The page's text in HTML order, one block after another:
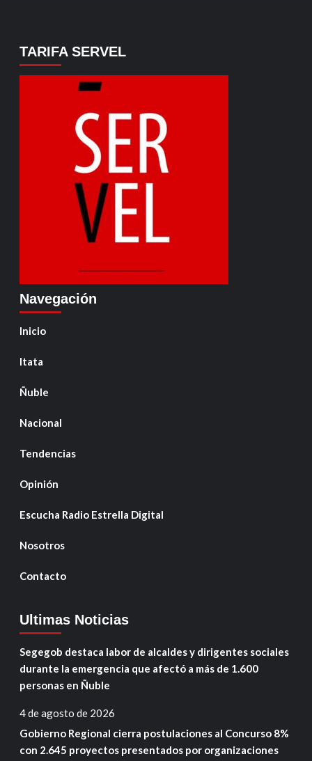
TARIFA SERVEL
Navegación
Inicio
Itata
Ñuble
Nacional
Tendencias
Opinión
Escucha Radio Estrella Digital
Nosotros
Contacto
Ultimas Noticias
Segegob destaca labor de alcaldes y dirigentes sociales
durante la emergencia que afectó a más de 1.600
personas en Ñuble
4 de agosto de 2026
Gobierno Regional cierra postulaciones al Concurso 8%
con 2.645 proyectos presentados por organizaciones